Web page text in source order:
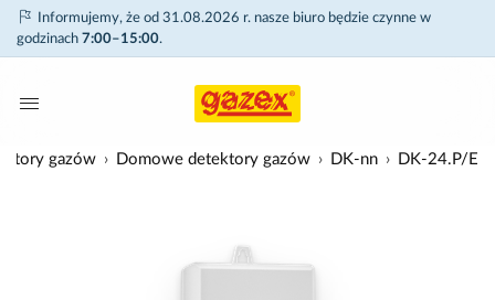
Informujemy, że od 31.08.2026 r. nasze biuro będzie czynne w
godzinach 7:00–15:00.
gazów Domowe detektory gazów DK-nn DK-24.P/E